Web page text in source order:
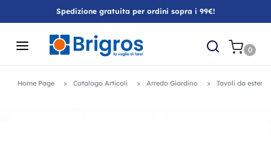
Spedizione gratuita per ordini sopra i 99€!
0
Home Page Catalogo Articoli Arredo Giardino Tavoli da esterno